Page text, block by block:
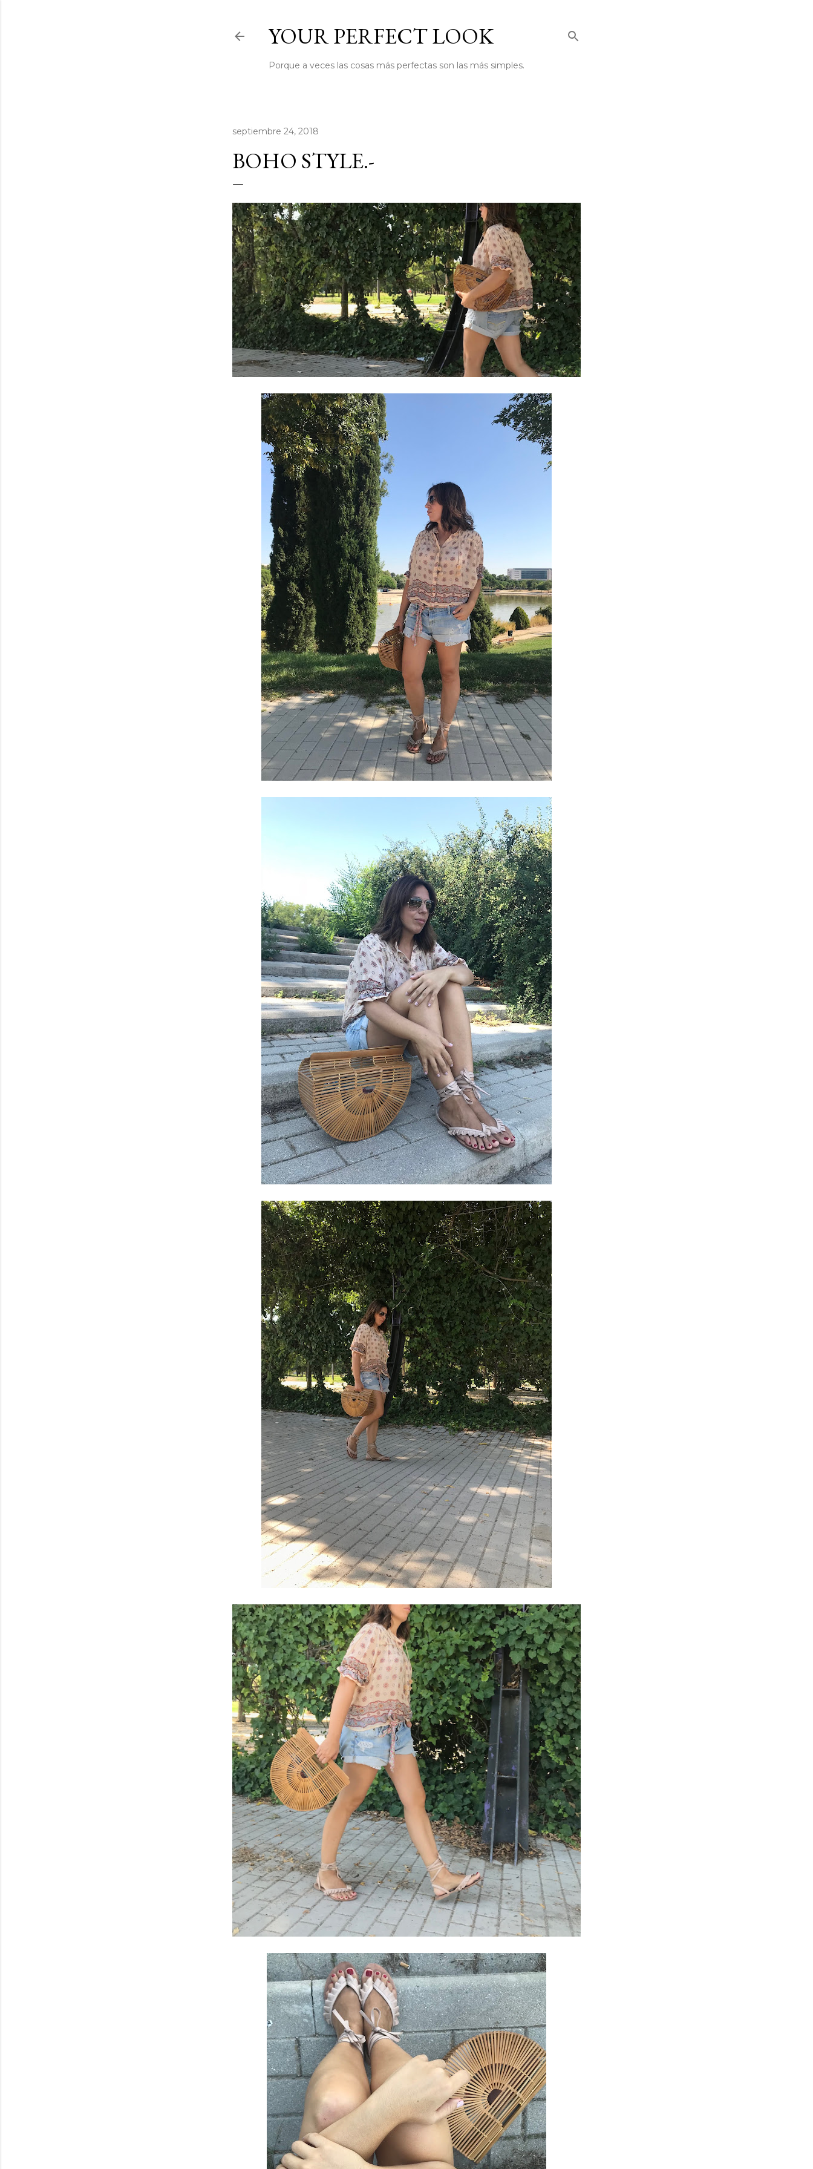
YOUR PERFECT LOOK
Porque a veces las cosas más perfectas son las más simples.
septiembre 24, 2018
BOHO STYLE.-